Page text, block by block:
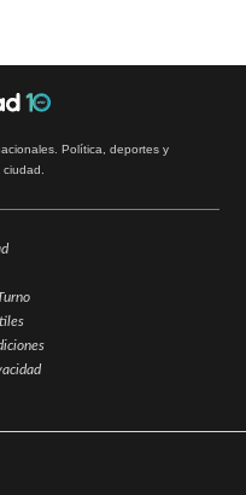
Política, deportes y
ciudad.